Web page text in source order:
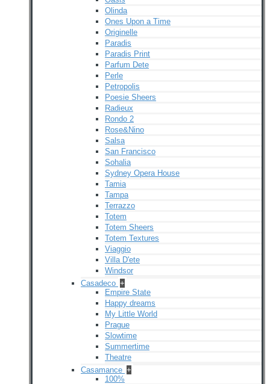
Olinda
Ones Upon a Time
Originelle
Paradis
Paradis Print
Parfum Dete
Perle
Petropolis
Poesie Sheers
Radieux
Rondo 2
Rose&Nino
Salsa
San Francisco
Sohalia
Sydney Opera House
Tamia
Tampa
Terrazzo
Totem
Totem Sheers
Totem Textures
Viaggio
Villa D'ete
Windsor
Casadeco +
Empire State
Happy dreams
My Little World
Prague
Slowtime
Summertime
Theatre
Casamance +
100%